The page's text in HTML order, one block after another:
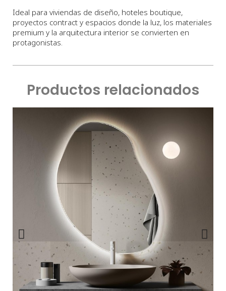
Ideal para viviendas de diseño, hoteles boutique,
proyectos contract y espacios donde la luz, los materiales
premium y la arquitectura interior se convierten en
protagonistas.
Productos relacionados